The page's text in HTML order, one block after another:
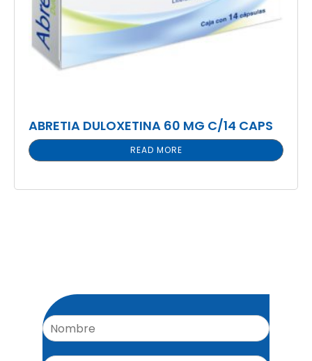
ABRETIA DULOXETINA 60 MG C/14 CAPS
READ MORE